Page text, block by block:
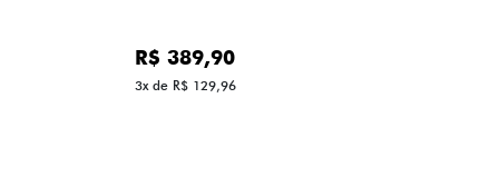
R$ 389,90
3x de R$ 129,96